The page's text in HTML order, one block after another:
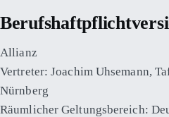
Allianz
Vertreter: Joachim Uhsemann,
Nürnberg
Räumlicher Geltungsbereich: